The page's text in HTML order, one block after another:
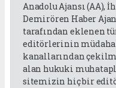
Anadolu Ajansı (AA),
Demirören Haber
tarafından eklenen
editörlerinin
kanallarından
alan hukuki
sitemizin hiç bir